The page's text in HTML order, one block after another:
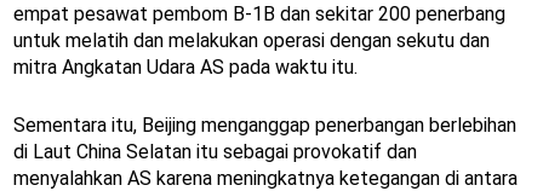
empat pesawat pembom B-1B dan sekitar 200 penerbang
untuk melatih dan melakukan operasi dengan sekutu dan
mitra Angkatan Udara AS pada waktu itu.
Sementara itu, Beijing menganggap penerbangan berlebihan
di Laut China Selatan itu sebagai provokatif dan
menyalahkan AS karena meningkatnya ketegangan di antara